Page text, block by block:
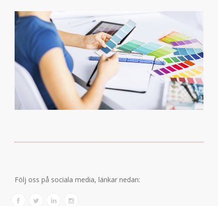
Följ oss på sociala media, länkar nedan: